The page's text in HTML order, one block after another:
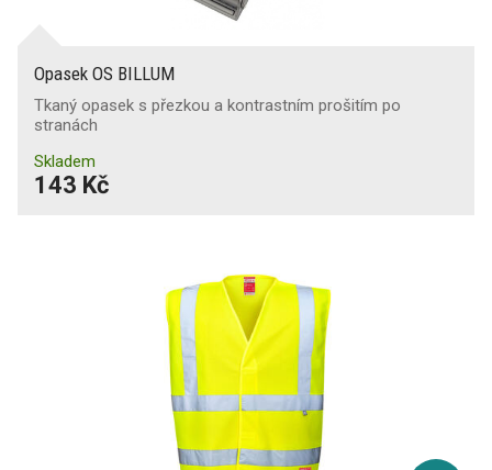
Opasek OS BILLUM
Tkaný opasek s přezkou a kontrastním prošitím po
stranách
Skladem
143 Kč